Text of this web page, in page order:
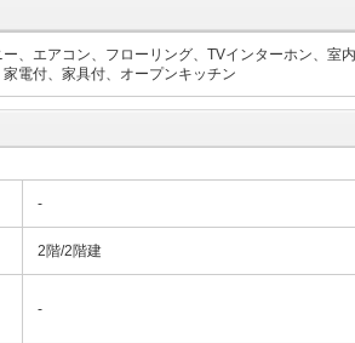
、エアコン、フローリング、TVインターホン、
電付、家具付、オープンキッチン
-
2階/2階建
-